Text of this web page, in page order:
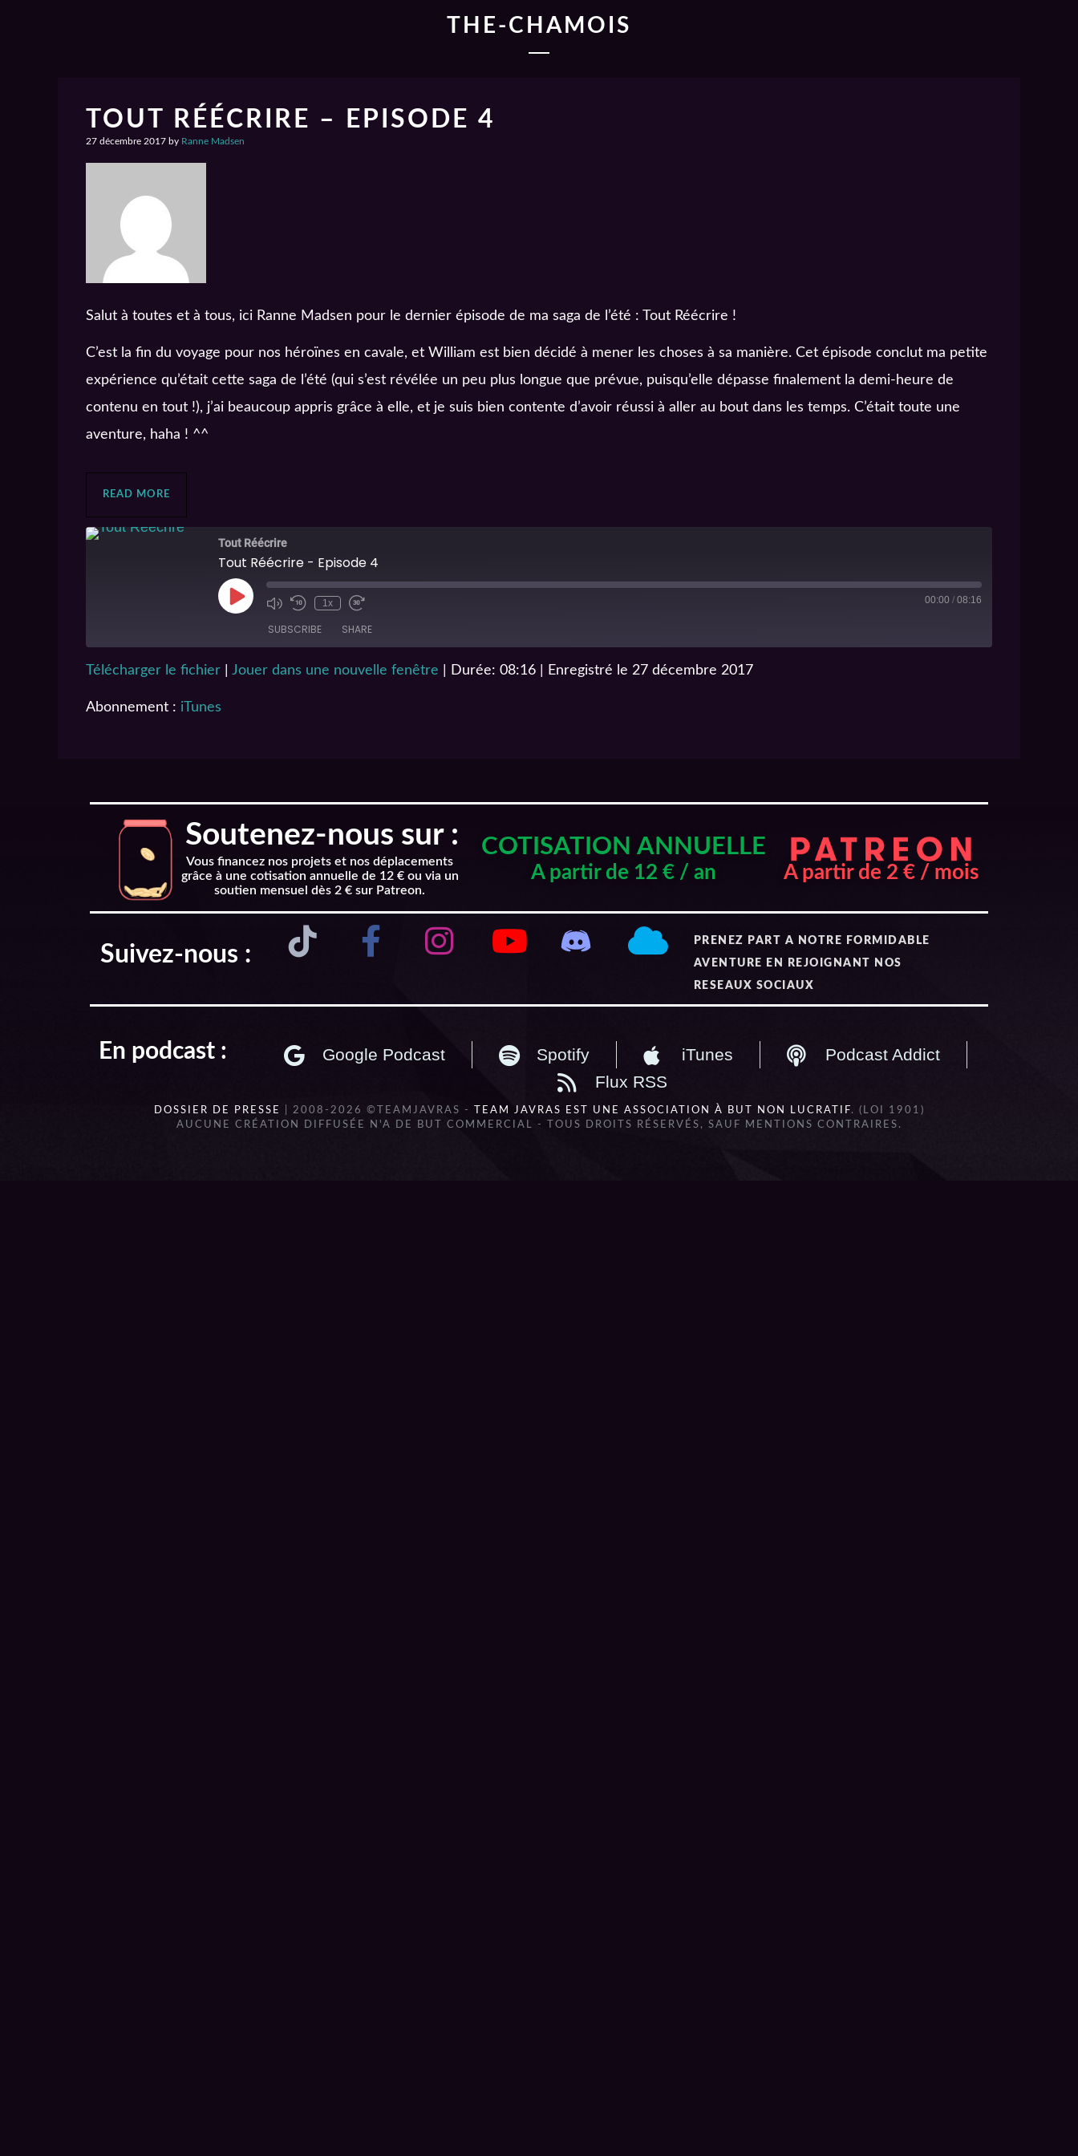
THE-CHAMOIS
TOUT RÉÉCRIRE – EPISODE 4
27 décembre 2017 by Ranne Madsen
Salut à toutes et à tous, ici Ranne Madsen pour le dernier épisode de ma saga de l’été : Tout Réécrire !
C’est la fin du voyage pour nos héroïnes en cavale, et William est bien décidé à mener les choses à sa manière. Cet épisode conclut ma petite
expérience qu’était cette saga de l’été (qui s’est révélée un peu plus longue que prévue, puisqu’elle dépasse finalement la demi-heure de
contenu en tout !), j’ai beaucoup appris grâce à elle, et je suis bien contente d’avoir réussi à aller au bout dans les temps. C’était toute une
aventure, haha ! ^^
READ MORE
Tout Réécrire
Tout Réécrire - Episode 4
1x 00:00 / 08:16
SUBSCRIBE SHARE
iTunes
RSS FEED
SHARE
LINK
Télécharger le fichier Jouer dans une nouvelle fenêtre Durée: 08:16 Enregistré le 27 décembre 2017
Abonnement : iTunes
Soutenez-nous sur :
Vous financez nos projets et nos déplacements
grâce à une cotisation annuelle de 12 € ou via un
soutien mensuel dès 2 € sur Patreon.
COTISATION ANNUELLE
A partir de 12 € / an A partir de 2 € / mois
Suivez-nous :
PRENEZ PART A NOTRE FORMIDABLE
AVENTURE EN REJOIGNANT NOS
RESEAUX SOCIAUX
En podcast : Google Podcast Spotify iTunes
Podcast Addict
Flux RSS
DOSSIER DE PRESSE | 2008-2026 ©TEAMJAVRAS - TEAM JAVRAS EST UNE ASSOCIATION À BUT NON LUCRATIF. (LOI 1901)
AUCUNE CRÉATION DIFFUSÉE N'A DE BUT COMMERCIAL - TOUS DROITS RÉSERVÉS, SAUF MENTIONS CONTRAIRES.